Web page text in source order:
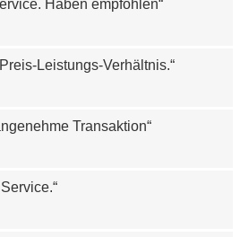
Haben empfohlen
Leistungs-Verhältnis.
Transaktion